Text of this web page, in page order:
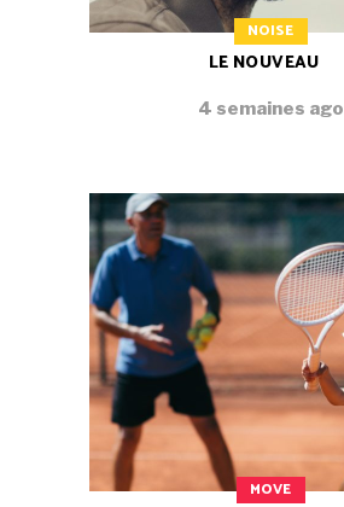
NOISE
LE NOUVEAU
4 semaines ago
MOVE